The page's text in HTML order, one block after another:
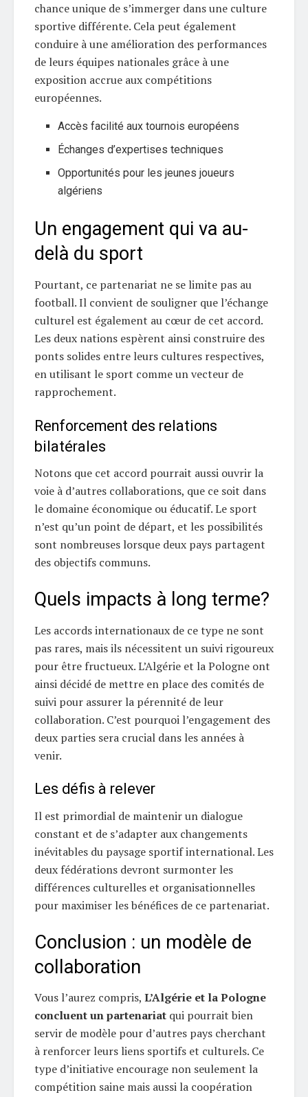
chance unique de s’immerger dans une culture
sportive différente. Cela peut également
conduire à une amélioration des performances
de leurs équipes nationales grâce à une
exposition accrue aux compétitions
européennes.
Accès facilité aux tournois européens
Échanges d’expertises techniques
Opportunités pour les jeunes joueurs
algériens
Un engagement qui va au-
delà du sport
Pourtant, ce partenariat ne se limite pas au
football. Il convient de souligner que l’échange
culturel est également au cœur de cet accord.
Les deux nations espèrent ainsi construire des
ponts solides entre leurs cultures respectives,
en utilisant le sport comme un vecteur de
rapprochement.
Renforcement des relations
bilatérales
Notons que cet accord pourrait aussi ouvrir la
voie à d’autres collaborations, que ce soit dans
le domaine économique ou éducatif. Le sport
n’est qu’un point de départ, et les possibilités
sont nombreuses lorsque deux pays partagent
des objectifs communs.
Quels impacts à long terme?
Les accords internationaux de ce type ne sont
pas rares, mais ils nécessitent un suivi rigoureux
pour être fructueux. L’Algérie et la Pologne ont
ainsi décidé de mettre en place des comités de
suivi pour assurer la pérennité de leur
collaboration. C’est pourquoi l’engagement des
deux parties sera crucial dans les années à
venir.
Les défis à relever
Il est primordial de maintenir un dialogue
constant et de s’adapter aux changements
inévitables du paysage sportif international. Les
deux fédérations devront surmonter les
différences culturelles et organisationnelles
pour maximiser les bénéfices de ce partenariat.
Conclusion : un modèle de
collaboration
Vous l’aurez compris, L’Algérie et la Pologne
concluent un partenariat qui pourrait bien
servir de modèle pour d’autres pays cherchant
à renforcer leurs liens sportifs et culturels. Ce
type d’initiative encourage non seulement la
compétition saine mais aussi la coopération